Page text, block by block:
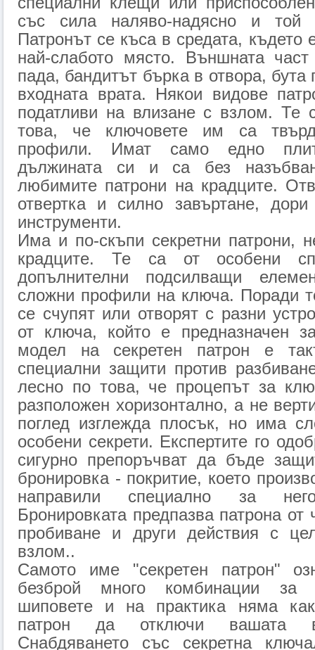
със сила наляво-надясно и той
Патронът се къса в средата, където
най-слабото място. Външната
пада, бандитът бърка в отвора, бута
входната врата. Някои видове
податливи на влизане с взлом. Те
това, че ключовете им са
профили. Имат само едно
дължината си и са без
любимите патрони на крадците.
отвертка и силно завъртане,
инструменти.
Има и по-скъпи секретни патрони,
крадците. Те са от особени
допълнителни подсилващи
сложни профили на ключа. Поради
се счупят или отворят с разни
от ключа, който е предназначен
модел на секретен патрон е
специални защити против
лесно по това, че процепът за
разположен хоризонтално, а не
поглед изглежда плосък, но има
особени секрети. Експертите го
сигурно препоръчват да бъде
бронировка - покритие, което
направили специално за
Бронировката предпазва патрона
пробиване и други действия с
взлом..
Самото име "секретен патрон"
безброй много комбинации за
шиповете и на практика няма
патрон да отключи вашата
Снабдяването със секретна